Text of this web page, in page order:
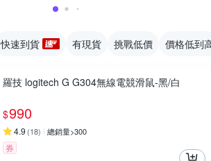
快速到貨 有現貨 挑戰低價 價格低到
羅技 logitech G G304無線電競滑鼠-黑/白
$990
4.9 (18) 總銷量>300
券